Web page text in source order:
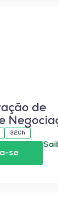
de
320h
se